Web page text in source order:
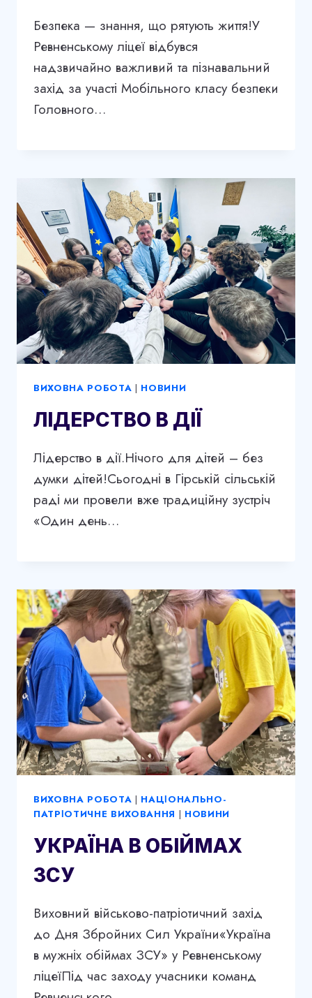
Безпека — знання, що рятують життя!У
Ревненському ліцеї відбувся
надзвичайно важливий та пізнавальний
захід за участі Мобільного класу безпеки
Головного…
ВИХОВНА РОБОТА | НОВИНИ
ЛІДЕРСТВО В ДІЇ
Лідерство в дії.Нічого для дітей – без
думки дітей!Сьогодні в Гірській сільській
раді ми провели вже традиційну зустріч
«Один день…
ВИХОВНА РОБОТА | НАЦІОНАЛЬНО-
ПАТРІОТИЧНЕ ВИХОВАННЯ | НОВИНИ
УКРАЇНА В ОБІЙМАХ
ЗСУ
Виховний військово-патріотичний захід
до Дня Збройних Сил України«Україна
в мужніх обіймах ЗСУ» у Ревненському
ліцеїПід час заходу учасники команд